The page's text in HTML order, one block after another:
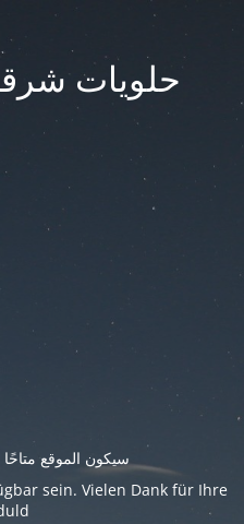
حلويات
سيكون الموقع
sein. Vielen Dank für Ihre